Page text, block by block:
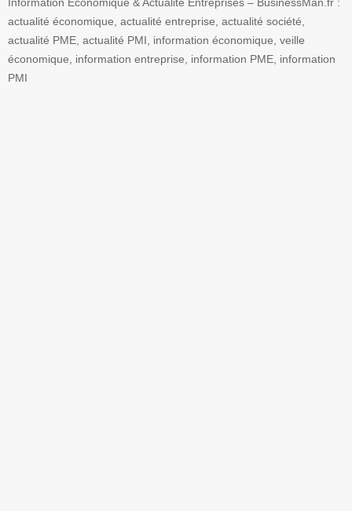
Information Economique & Actualité Entreprises – BusinessMan.fr :
actualité économique, actualité entreprise, actualité société,
actualité PME, actualité PMI, information économique, veille
économique, information entreprise, information PME, information
PMI